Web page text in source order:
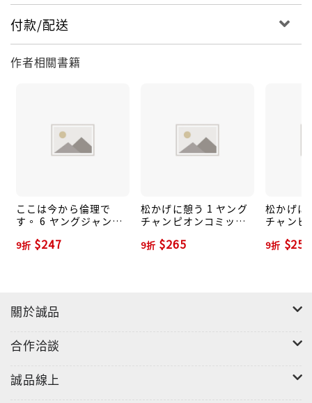
付款/配送
作者相關書籍
ここは今から倫理で
す。 6 ヤングジャンプ
9折 $247
松かげに憩う 1 ヤング
チャンピオンコミック
9折 $265
松かげに
チャンピ
9折 $256
關於誠品
合作洽談
誠品線上